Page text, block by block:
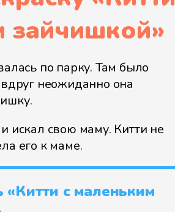
зайчишкой»
по парку. Там было
неожиданно она
искал свою маму. Китти не
его к маме.
«Китти с маленьким